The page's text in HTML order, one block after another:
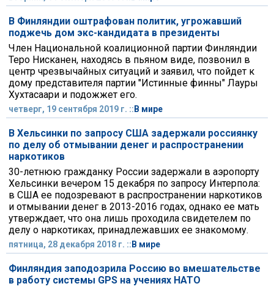
В Финляндии оштрафован политик, угрожавший
поджечь дом экс-кандидата в президенты
Член Национальной коалиционной партии Финляндии
Теро Нисканен, находясь в пьяном виде, позвонил в
центр чрезвычайных ситуаций и заявил, что пойдет к
дому представителя партии "Истинные финны" Лауры
Хухтасаари и подожжет его.
четверг, 19 сентября 2019 г. :: В мире
В Хельсинки по запросу США задержали россиянку
по делу об отмывании денег и распространении
наркотиков
30-летнюю гражданку России задержали в аэропорту
Хельсинки вечером 15 декабря по запросу Интерпола:
в США ее подозревают в распространении наркотиков
и отмывании денег в 2013-2016 годах, однако ее мать
утверждает, что она лишь проходила свидетелем по
делу о наркотиках, принадлежавших ее знакомому.
пятница, 28 декабря 2018 г. :: В мире
Финляндия заподозрила Россию во вмешательстве
в работу системы GPS на учениях НАТО